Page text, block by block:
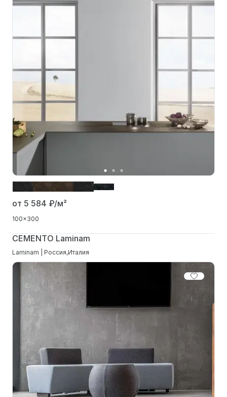
от 5 584 ₽/м²
100x300
CEMENTO Laminam
Laminam | Россия,Италия